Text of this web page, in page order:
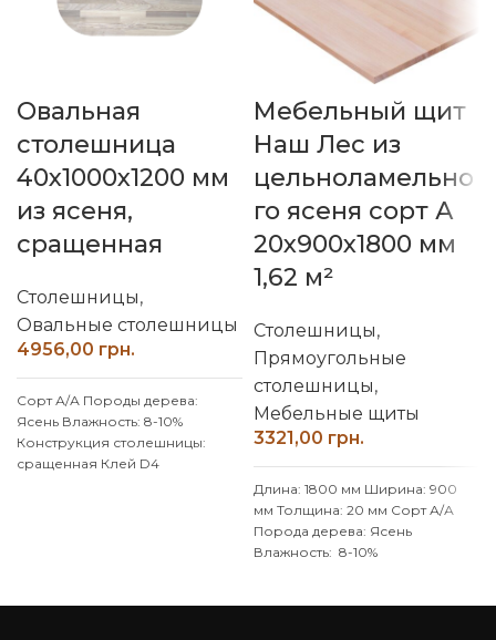
Овальная
столешница
40х1000х1200 мм
из ясеня,
сращенная
Столешницы,
Овальные столешницы
грн.
Сорт А/А Породы дерева:
Ясень Влажность: 8-10%
Конструкция столешницы:
сращенная Клей D4
Производим изделия из ясеня
Мебельный щит
Наш Лес из
цельноламельно
го ясеня сорт А
20х900х1800 мм
1,62 м²
Столешницы,
Прямоугольные
столешницы,
Мебельные щиты
грн.
Длина: 1800 мм Ширина: 900
мм Толщина: 20 мм Сорт А/А
Порода дерева: Ясень
Влажность: 8-10%